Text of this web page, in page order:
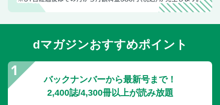
dマガジンおすすめポイント
バックナンバーから最新号まで！
2,400誌/4,300冊以上が読み放題